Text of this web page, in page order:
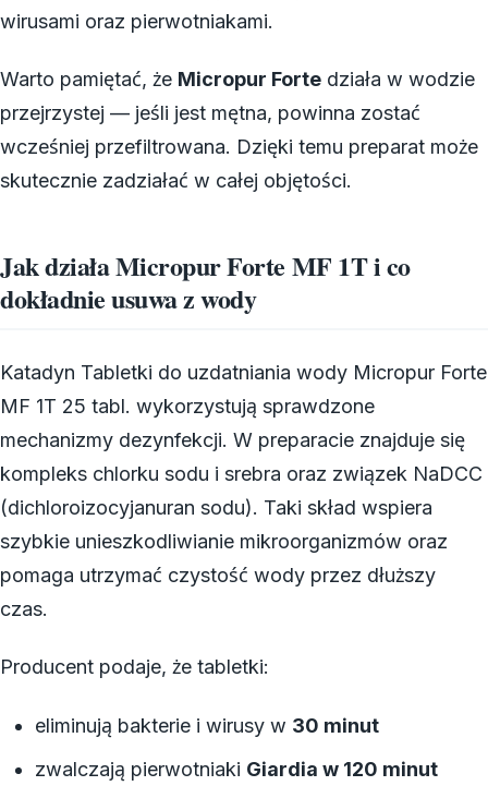
wirusami oraz pierwotniakami.
Warto pamiętać, że Micropur Forte działa w wodzie
przejrzystej — jeśli jest mętna, powinna zostać
wcześniej przefiltrowana. Dzięki temu preparat może
skutecznie zadziałać w całej objętości.
Jak działa Micropur Forte MF 1T i co
dokładnie usuwa z wody
Katadyn Tabletki do uzdatniania wody Micropur Forte
MF 1T 25 tabl. wykorzystują sprawdzone
mechanizmy dezynfekcji. W preparacie znajduje się
kompleks chlorku sodu i srebra oraz związek NaDCC
(dichloroizocyjanuran sodu). Taki skład wspiera
szybkie unieszkodliwianie mikroorganizmów oraz
pomaga utrzymać czystość wody przez dłuższy
czas.
Producent podaje, że tabletki:
eliminują bakterie i wirusy w 30 minut
zwalczają pierwotniaki Giardia w 120 minut